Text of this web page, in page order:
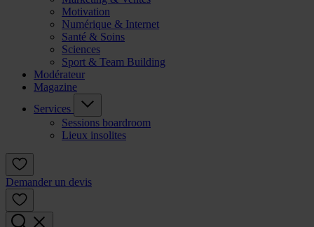
Motivation
Numérique & Internet
Santé & Soins
Sciences
Sport & Team Building
Modérateur
Magazine
Services
Sessions boardroom
Lieux insolites
Demander un devis